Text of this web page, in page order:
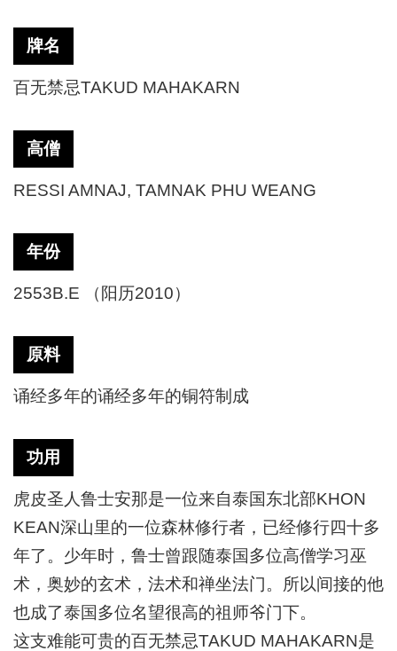
牌名
百无禁忌TAKUD MAHAKARN
高僧
RESSI AMNAJ, TAMNAK PHU WEANG
年份
2553B.E （阳历2010）
原料
诵经多年的诵经多年的铜符制成
功用
虎皮圣人鲁士安那是一位来自泰国东北部KHON
KEAN深山里的一位森林修行者，已经修行四十多
年了。少年时，鲁士曾跟随泰国多位高僧学习巫
术，奥妙的玄术，法术和禅坐法门。所以间接的他
也成了泰国多位名望很高的祖师爷门下。
这支难能可贵的百无禁忌TAKUD MAHAKARN是